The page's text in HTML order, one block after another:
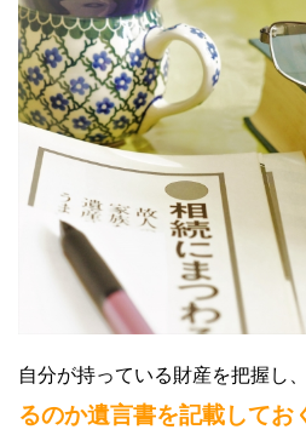
自分が持っている財産を把握し、
るのか遺言書を記載してお